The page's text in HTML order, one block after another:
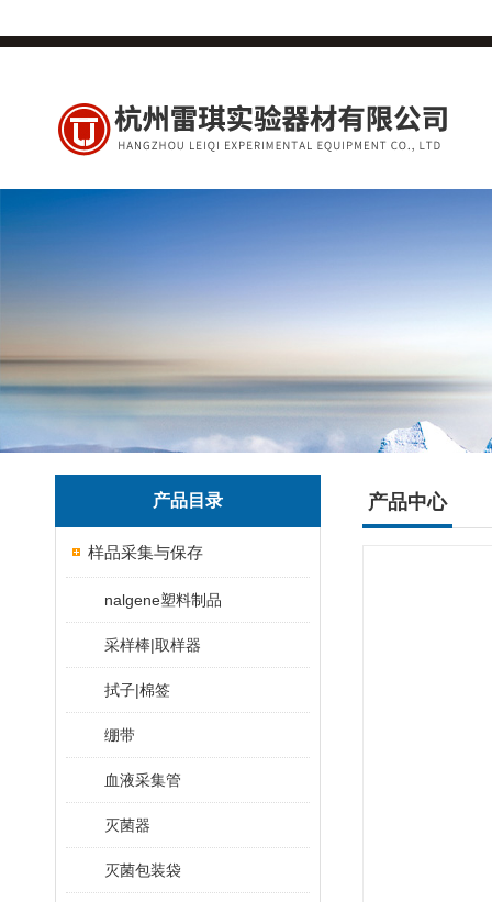
产品目录
样品采集与保存
nalgene塑料制品
采样棒|取样器
拭子|棉签
绷带
血液采集管
灭菌器
灭菌包装袋
产品中心